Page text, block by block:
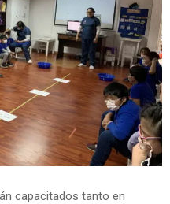
capacitados tanto en